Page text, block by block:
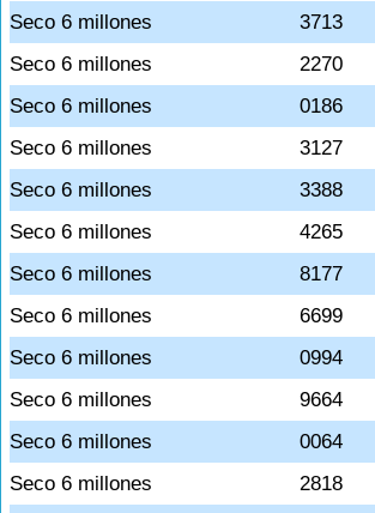
Seco 6 millones
3713
Seco 6 millones
2270
Seco 6 millones
0186
Seco 6 millones
3127
Seco 6 millones
3388
Seco 6 millones
4265
Seco 6 millones
8177
Seco 6 millones
6699
Seco 6 millones
0994
Seco 6 millones
9664
Seco 6 millones
0064
Seco 6 millones
2818